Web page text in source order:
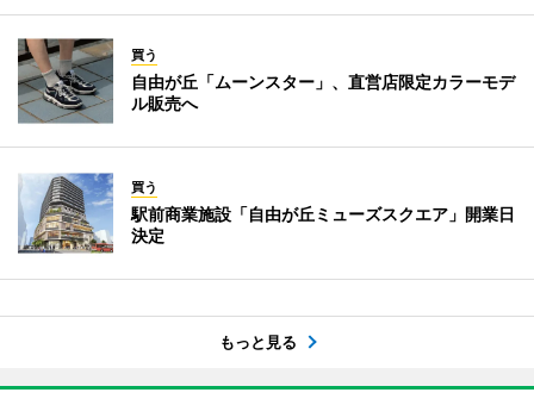
買う
自由が丘「ムーンスター」、直営店限定カラーモデ
ル販売へ
買う
駅前商業施設「自由が丘ミューズスクエア」開業日
決定
もっと見る